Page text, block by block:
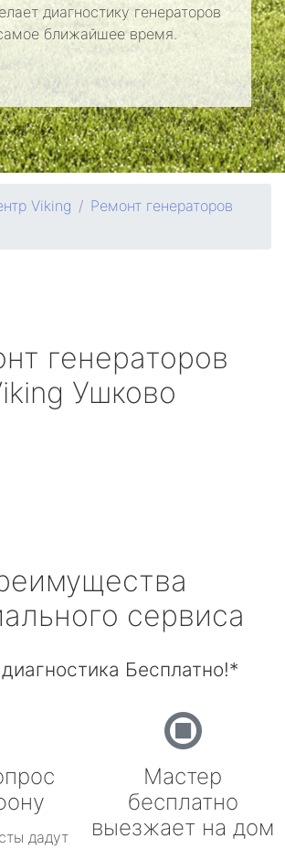
диагностику генераторов
ближайшее время.
Viking
Ремонт генераторов
генераторов
Ушково
сервиса
Бесплатно!*
дадут
Мастер
бесплатно
выезжает на дом